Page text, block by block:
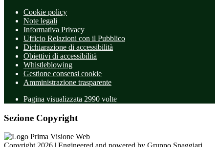
Cookie policy
Note legali
Informativa Privacy
Ufficio Relazioni con il Pubblico
Dichiarazione di accessibilità
Obiettivi di accessibilità
Whistleblowing
Gestione consensi cookie
Amministrazione trasparente
Pagina visualizzata 2990 volte
Sezione Copyright